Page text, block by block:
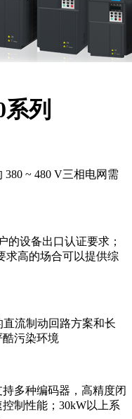
列
~ 480 V三相电网需
的设备出口认证要求；
求高的场合可以提供综
流制动回路方案和长
污染环境
多种编码器，高精度闭
制性能；30kW以上系